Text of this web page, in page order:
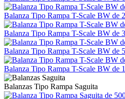
Balanza Tipo Rampa T-Scale BW de
Balanza Tipo Rampa T-Scale BW de
Balanza Tipo Rampa T-Scale BW de
Balanza Tipo Rampa T-Scale BW de
Balanzas Tipo Rampa Saguita